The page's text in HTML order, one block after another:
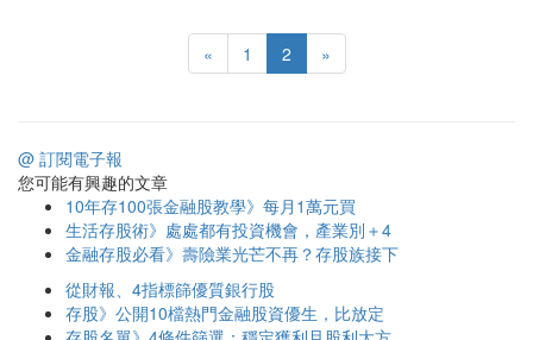
« 1 2 »
@ 訂閱電子報
您可能有興趣的文章
10年存100張金融股教學》每月1萬元買
生活存股術》處處都有投資機會，產業別＋4
金融存股必看》壽險業光芒不再？存股族接下
從財報、4指標篩優質銀行股
存股》公開10檔熱門金融股資優生，比放定